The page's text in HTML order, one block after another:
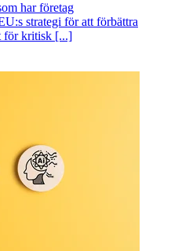
har företag
strategi för att förbättra
för kritisk [...]